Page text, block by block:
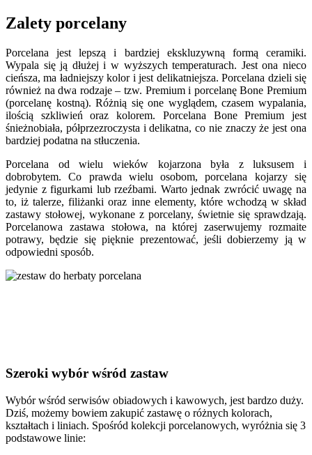
Zalety porcelany
Porcelana jest lepszą i bardziej ekskluzywną formą ceramiki.
Wypala się ją dłużej i w wyższych temperaturach. Jest ona nieco
cieńsza, ma ładniejszy kolor i jest delikatniejsza. Porcelana dzieli się
również na dwa rodzaje – tzw. Premium i porcelanę Bone Premium
(porcelanę kostną). Różnią się one wyglądem, czasem wypalania,
ilością szkliwień oraz kolorem. Porcelana Bone Premium jest
śnieżnobiała, półprzezroczysta i delikatna, co nie znaczy że jest ona
bardziej podatna na stłuczenia.
Porcelana od wielu wieków kojarzona była z luksusem i
dobrobytem. Co prawda wielu osobom, porcelana kojarzy się
jedynie z figurkami lub rzeźbami. Warto jednak zwrócić uwagę na
to, iż talerze, filiżanki oraz inne elementy, które wchodzą w skład
zastawy stołowej, wykonane z porcelany, świetnie się sprawdzają.
Porcelanowa zastawa stołowa, na której zaserwujemy rozmaite
potrawy, będzie się pięknie prezentować, jeśli dobierzemy ją w
odpowiedni sposób.
Szeroki wybór wśród zastaw
Wybór wśród serwisów obiadowych i kawowych, jest bardzo duży.
Dziś, możemy bowiem zakupić zastawę o różnych kolorach,
kształtach i liniach. Spośród kolekcji porcelanowych, wyróżnia się 3
podstawowe linie: